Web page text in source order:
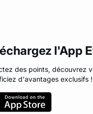
l'App
des points, découvrez
d'avantages exclusifs !